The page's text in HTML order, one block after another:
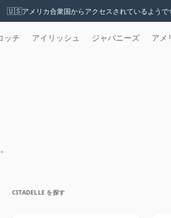
🇺🇸アメリカ合衆国からアクセスされているようで
ッチ アイリッシュ ジャパニーズ アメ
CITADELLE を探す